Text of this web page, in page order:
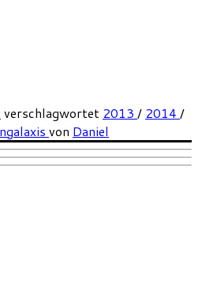
verschlagwortet 2013 / 2014 /
von Daniel